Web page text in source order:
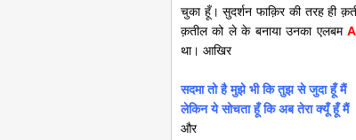
चुका हूँ। सुदर्शन फाक़िर की तरह ही
क़तील को ले के बनाया उनका एलबम
था। आखिर
सदमा तो है मुझे भी कि तुझ से जुदा हूँ मैं
लेकिन ये सोचता हूँ कि अब तेरा क्यूँ हूँ मैं
और